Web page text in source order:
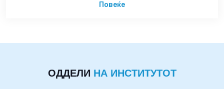
Повеќе
ОДДЕЛИ НА ИНСТИТУТОТ